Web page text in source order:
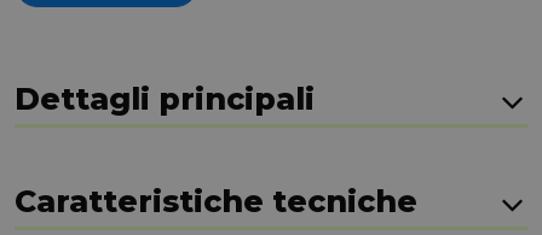
Dettagli principali
Caratteristiche tecniche